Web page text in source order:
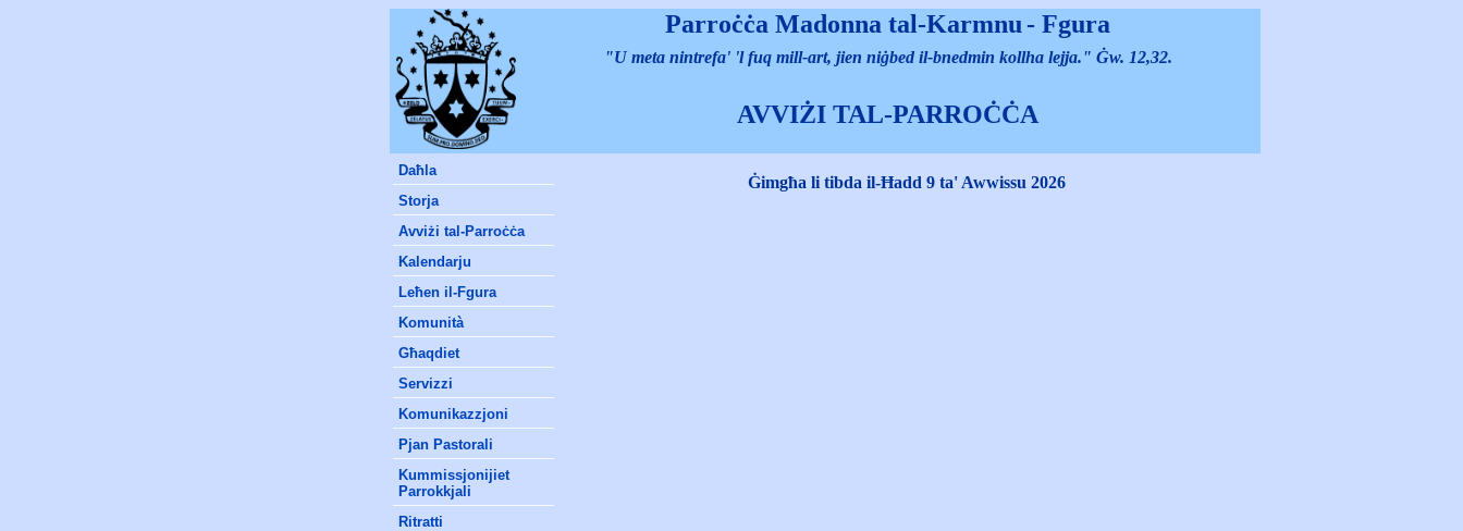
Parroċċa Madonna tal-Karmnu - Fgura
"U meta nintrefa' 'l fuq mill-art, jien niġbed il-bnedmin kollha lejja." Ġw. 12,32.
AVVIŻI TAL-PARROĊĊA
Daħla
Storja
Avviżi tal-Parroċċa
Kalendarju
Leħen il-Fgura
Komunità
Għaqdiet
Servizzi
Komunikazzjoni
Pjan Pastorali
Kummissjonijiet
Parrokkjali
Ritratti
Ġimgħa li tibda il-Ħadd 9 ta' Awwissu 2026